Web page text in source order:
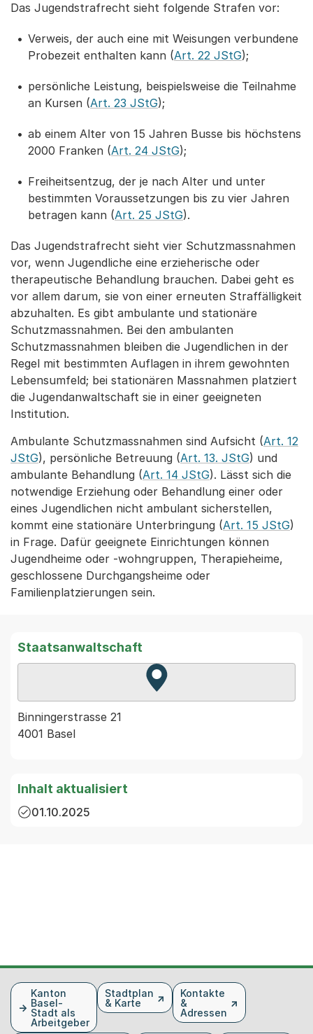
Das Jugendstrafrecht sieht folgende Strafen vor:
Verweis, der auch eine mit Weisungen verbundene
Probezeit enthalten kann (Art. 22 JStG);
persönliche Leistung, beispielsweise die Teilnahme
an Kursen (Art. 23 JStG);
ab einem Alter von 15 Jahren Busse bis höchstens
2000 Franken (Art. 24 JStG);
Freiheitsentzug, der je nach Alter und unter
bestimmten Voraussetzungen bis zu vier Jahren
betragen kann (Art. 25 JStG).
Das Jugendstrafrecht sieht vier Schutzmassnahmen
vor, wenn Jugendliche eine erzieherische oder
therapeutische Behandlung brauchen. Dabei geht es
vor allem darum, sie von einer erneuten Straffälligkeit
abzuhalten. Es gibt ambulante und stationäre
Schutzmassnahmen. Bei den ambulanten
Schutzmassnahmen bleiben die Jugendlichen in der
Regel mit bestimmten Auflagen in ihrem gewohnten
Lebensumfeld; bei stationären Massnahmen platziert
die Jugendanwaltschaft sie in einer geeigneten
Institution.
Ambulante Schutzmassnahmen sind Aufsicht (Art. 12
JStG), persönliche Betreuung (Art. 13. JStG) und
ambulante Behandlung (Art. 14 JStG). Lässt sich die
notwendige Erziehung oder Behandlung einer oder
eines Jugendlichen nicht ambulant sicherstellen,
kommt eine stationäre Unterbringung (Art. 15 JStG)
in Frage. Dafür geeignete Einrichtungen können
Jugendheime oder -wohngruppen, Therapieheime,
geschlossene Durchgangsheime oder
Familienplatzierungen sein.
Staatsanwaltschaft
Zur Karte von MapBS.
Externer Link, wird in einem
Binningerstrasse 21
4001 Basel
Inhalt aktualisiert
01.10.2025
FusszeileKanton
Basel-
Stadt als
Arbeitgeber
Stadtplan
& Karte
Kontakte
&
Adressen